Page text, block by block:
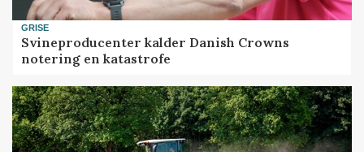
GRISE
Svineproducenter kalder Danish Crowns
notering en katastrofe